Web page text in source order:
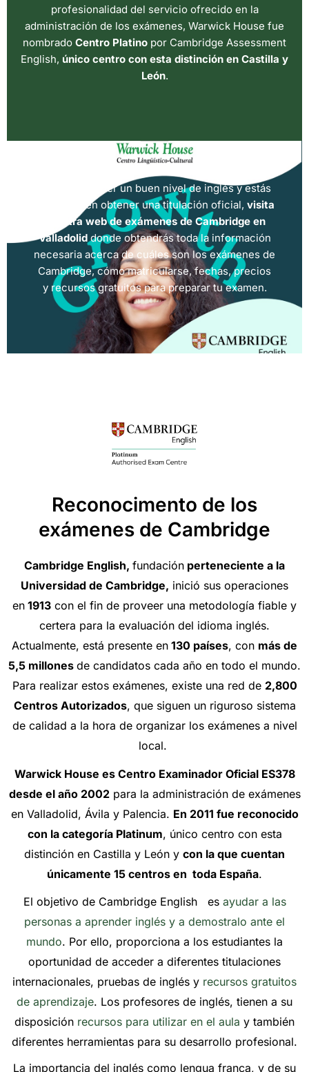
profesionalidad del servicio ofrecido en la
administración de los exámenes, Warwick House fue
nombrado Centro Platino por Cambridge Assessment
English, único centro con esta distinción en Castilla y
León.
Si quieres tener un buen nivel de inglés y estás
pensando en obtener una titulación oficial, visita
nuestra web de exámenes de Cambridge en
Valladoliddonde obtendrás toda la información
necesaria acerca de cuáles son los exámenes de
Cambridge, cómo matricularse, fechas, precios
y recursos gratuitos para preparar tu examen.
Reconocimento de los
exámenes de Cambridge
Cambridge English, fundación perteneciente a la
Universidad de Cambridge, inició sus operaciones
en 1913 con el fin de proveer una metodología fiable y
certera para la evaluación del idioma inglés.
Actualmente, está presente en 130 países, con más de
5,5 millones de candidatos cada año en todo el mundo.
Para realizar estos exámenes, existe una red de 2,800
Centros Autorizados, que siguen un riguroso sistema
de calidad a la hora de organizar los exámenes a nivel
local.
Warwick House es Centro Examinador Oficial ES378
desde el año 2002para la administración de exámenes
en Valladolid, Ávila y Palencia. En 2011 fue reconocido
con la categoría Platinum, único centro con esta
distinción en Castilla y León y con la que cuentan
únicamente 15 centros en toda España.
El objetivo de Cambridge English es ayudar a las
personas a aprender inglés y a demostralo ante el
mundo. Por ello, proporciona a los estudiantes la
oportunidad de acceder a diferentes titulaciones
internacionales, pruebas de inglés y recursos gratuitos
de aprendizaje. Los profesores de inglés, tienen a su
disposición recursos para utilizar en el aula y también
diferentes herramientas para su desarrollo profesional.
La importancia del inglés como lengua franca, y de su